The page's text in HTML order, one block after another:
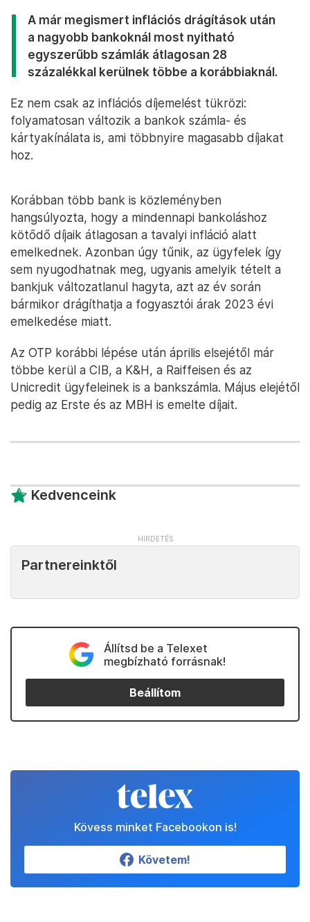
A már megismert inflációs drágítások után
a nagyobb bankoknál most nyitható
egyszerűbb számlák átlagosan 28
százalékkal kerülnek többe a korábbiaknál.
Ez nem csak az inflációs díjemelést tükrözi:
folyamatosan változik a bankok számla- és
kártyakínálata is, ami többnyire magasabb díjakat
hoz.
Korábban több bank is közleményben
hangsúlyozta, hogy a mindennapi bankoláshoz
kötődő díjaik átlagosan a tavalyi infláció alatt
emelkednek. Azonban úgy tűnik, az ügyfelek így
sem nyugodhatnak meg, ugyanis amelyik tételt a
bankjuk változatlanul hagyta, azt az év során
bármikor drágíthatja a fogyasztói árak 2023 évi
emelkedése miatt.
Az OTP korábbi lépése után április elsejétől már
többe kerül a CIB, a K&H, a Raiffeisen és az
Unicredit ügyfeleinek is a bankszámla. Május elejétől
pedig az Erste és az MBH is emelte díjait.
Kedvenceink
Partnereinktől
Állítsd be a Telexet
megbízható forrásnak!
Beállítom
Kövess minket Facebookon is!
Követem!